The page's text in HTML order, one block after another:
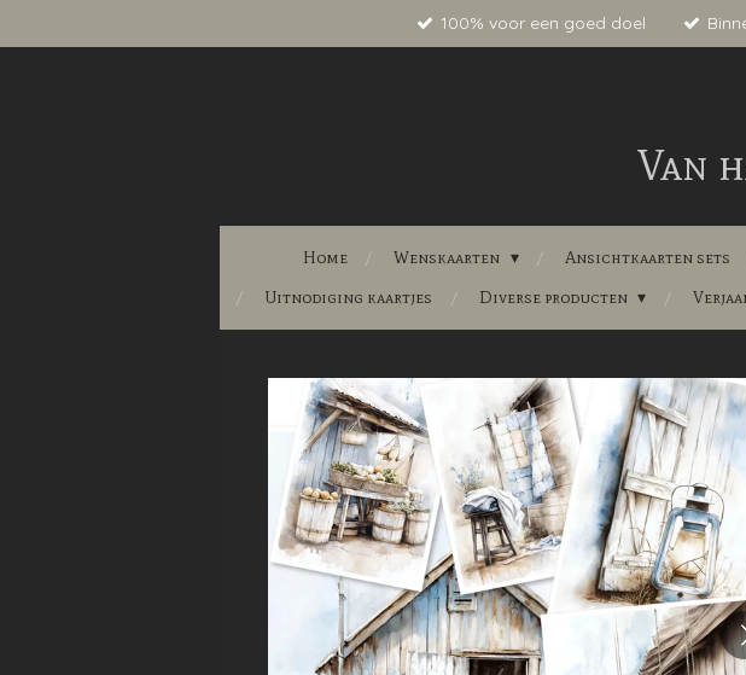
100% voor een goed doel
Van
Home Wenskaarten Ansichtkaarten sets
Uitnodiging kaartjes
Diverse producten